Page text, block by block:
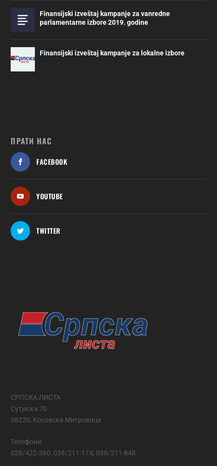
Finansijski izveštaj kampanje za vanredne
parlamentarne izbore 2019. godine
Finansijski izveštaj kampanje za lokalne izbore
ПРАТИ НАС
FACEBOOK
YOUTUBE
TWITTER
СРПСКА ЛИСТА
Сутјеска 70
38220, Косовска Митровица
Телефони:
028/422-360; 038/211-174; 038/211-848